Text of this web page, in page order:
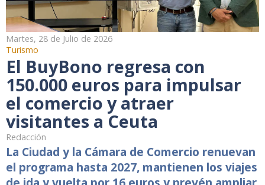
Martes, 28 de Julio de 2026
Turismo
El BuyBono regresa con
150.000 euros para impulsar
el comercio y atraer
visitantes a Ceuta
Redacción
La Ciudad y la Cámara de Comercio renuevan
el programa hasta 2027, mantienen los viajes